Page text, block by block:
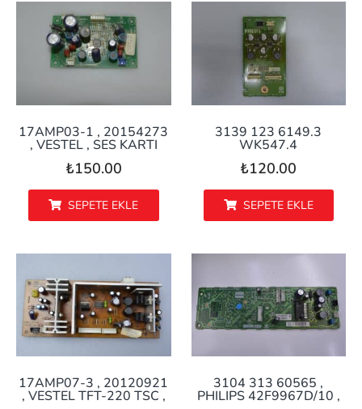
17AMP03-1 , 20154273
, VESTEL , SES KARTI
₺150.00
SEPETE EKLE
3139 123 6149.3
WK547.4
₺120.00
SEPETE EKLE
17AMP07-3 , 20120921
, VESTEL TFT-220 TSC ,
3104 313 60565 ,
PHILIPS 42F9967D/10 ,